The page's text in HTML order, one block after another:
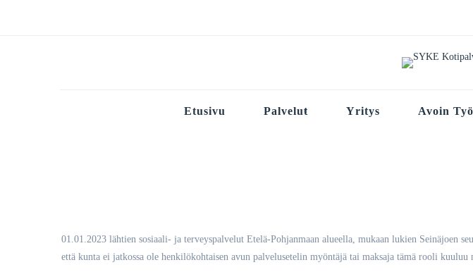
Etusivu Palvelut Yritys Avoin
01.01.2023 lähtien sosiaali- ja terveyspalvelut Etelä-Pohjanmaan alueella, mukaan lukien
että kunta ei jatkossa ole henkilökohtaisen avun palvelusetelin myöntäjä tai maksaja tämä rooli